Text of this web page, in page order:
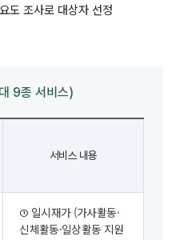
도 조사로 대상자 선정
9종 서비스)
서비스 내용
➀ 일시재가 (가사활동·
신체활동·일상활동 지원